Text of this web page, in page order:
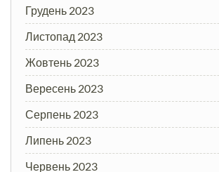
Грудень 2023
Листопад 2023
Жовтень 2023
Вересень 2023
Серпень 2023
Липень 2023
Червень 2023